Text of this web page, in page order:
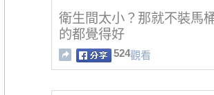
衛生間太小？那就不裝馬
的都覺得好
524觀看